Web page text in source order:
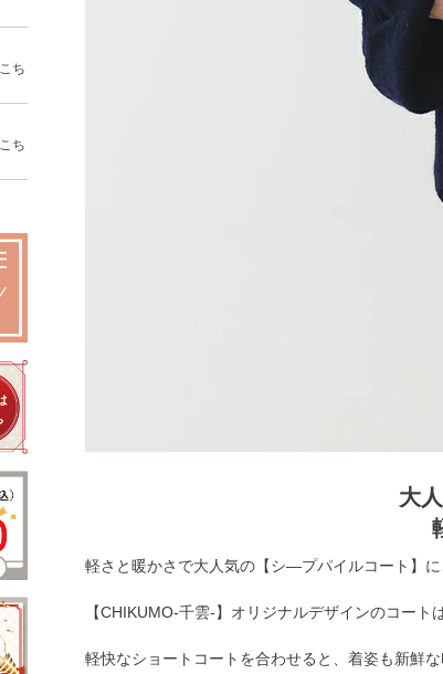
ち
ち
大
軽さと暖かさで大人気の【シ―プパイルコート】に
【CHIKUMO-千雲-】オリジナルデザインのコート
軽快なショートコートを合わせると、着姿も新鮮な